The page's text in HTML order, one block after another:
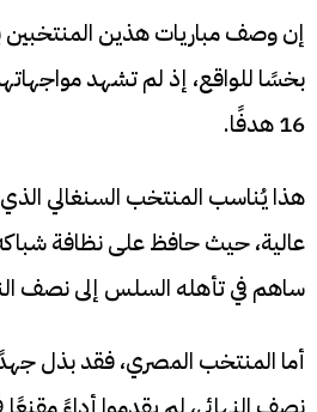
إن وصف مباريات هذين المنتخبين
16 هدفًا.
هذا يُناسب المنتخب السنغالي الذي
عالية، حيث حافظ على نظافة شباكه
ساهم في تأهله السلس إلى نصف
أما المنتخب المصري، فقد بذل